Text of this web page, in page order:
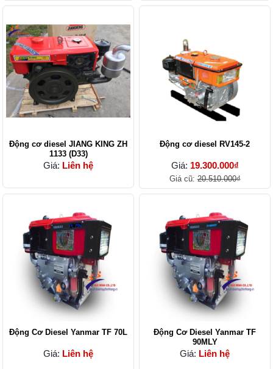
Động cơ diesel JIANG KING ZH
1133 (D33)
Giá: Liên hệ
Động cơ diesel RV145-2
Giá: 19.300.000₫
Giá cũ:20.510.000₫
Động Cơ Diesel Yanmar TF 70L
Giá: Liên hệ
Động Cơ Diesel Yanmar TF
90MLY
Giá: Liên hệ